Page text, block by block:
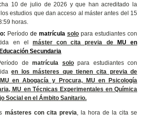
10 de julio de 2026 y que han acreditado la
estudios que dan acceso al máster antes del 15
horas.
Período de matrícula solo para estudiantes con
en el máster con cita previa de MU en
Secundaria
dematrícula solo para estudiantes con
en los másteres que tienen cita previa de
MU en Abogacía y Procura, MU en Psicología
MU en Técnicas Experimentales en Química
Social en el Ámbito Sanitario.
másteres con cita previa, la hora de la cita se